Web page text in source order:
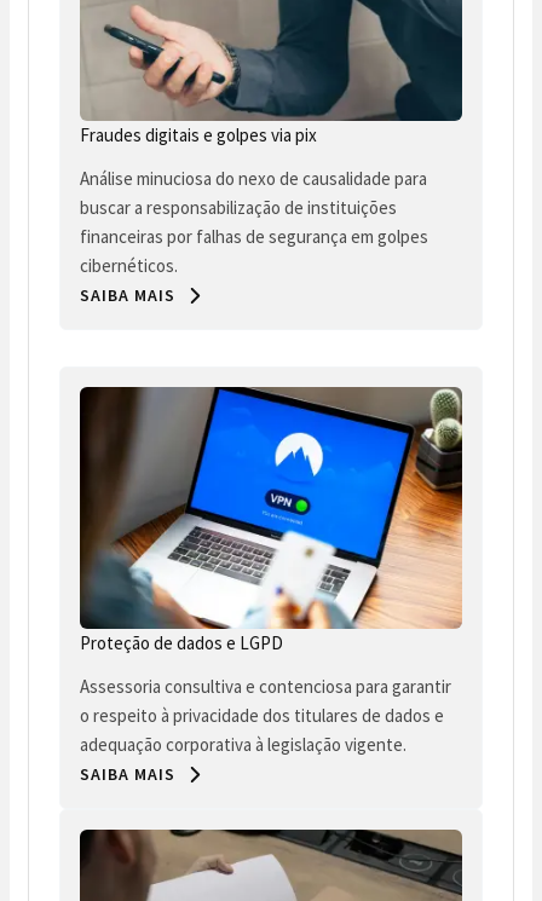
Fraudes digitais e golpes via pix
Análise minuciosa do nexo de causalidade para
buscar a responsabilização de instituições
financeiras por falhas de segurança em golpes
cibernéticos.
SAIBA MAIS
Proteção de dados e LGPD
Assessoria consultiva e contenciosa para garantir
o respeito à privacidade dos titulares de dados e
adequação corporativa à legislação vigente.
SAIBA MAIS